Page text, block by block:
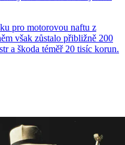
pro motorovou naftu z
však zůstalo přibližně 200
a škoda téměř 20 tisíc korun.